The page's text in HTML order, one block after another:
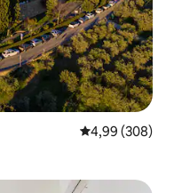
Gemiddelde
4,99 (308)